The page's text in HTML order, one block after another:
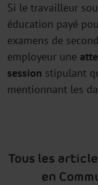
Si le travailleur
éducation payé
examens de
employeur une
session stipulant
mentionnant les
Tous les
en